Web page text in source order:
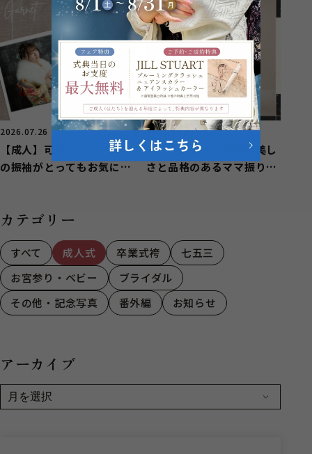
2026.07.26
【成人】可愛いクリーム色
の振袖がとってもお気に入
2026.07.20
【成人】黒の伝統的な美し
さと品格のあるママ振りを
カテゴリー
すべて 成人式 卒業式袴
七五三
お宮参り・ベビー
ブライダル
その他・記念写真
番外編 お知らせ
アーカイブ